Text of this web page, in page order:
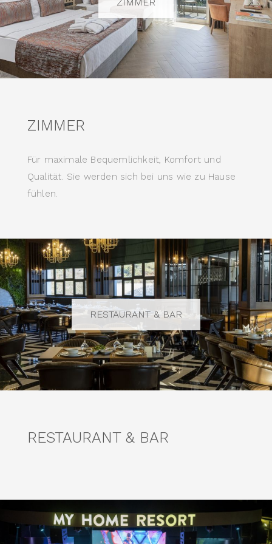
ZIMMER
Für maximale Bequemlichkeit, Komfort und
Qualität. Sie werden sich bei uns wie zu Hause
fühlen.
RESTAURANT & BAR
RESTAURANT & BAR